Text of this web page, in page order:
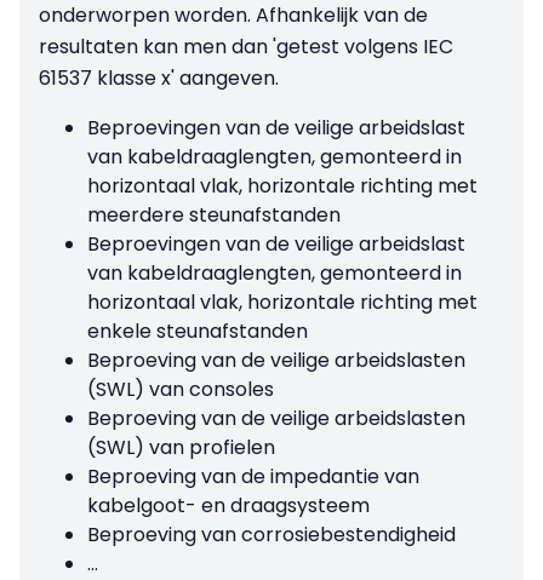
onderworpen worden. Afhankelijk van de
resultaten kan men dan 'getest volgens IEC
61537 klasse x' aangeven.
Beproevingen van de veilige arbeidslast
van kabeldraaglengten, gemonteerd in
horizontaal vlak, horizontale richting met
meerdere steunafstanden
Beproevingen van de veilige arbeidslast
van kabeldraaglengten, gemonteerd in
horizontaal vlak, horizontale richting met
enkele steunafstanden
Beproeving van de veilige arbeidslasten
(SWL) van consoles
Beproeving van de veilige arbeidslasten
(SWL) van profielen
Beproeving van de impedantie van
kabelgoot- en draagsysteem
Beproeving van corrosiebestendigheid
...